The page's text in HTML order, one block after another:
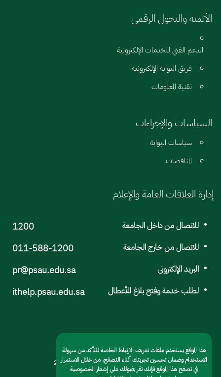
الأتمتة والتحول الرقمي
الدعم الفني للخدمات الإلكترونية
فريق البوابة الإلكترونية
تقنية المعلومات
السياسات والإجراءات
سياسات البوابة
المناقصات
إدارة العلاقات العامة والإعلام
للاتصال من داخل الجامعة 1200
للاتصال من خارج الجامعة 011-588-1200
البريد الإلكترونى pr@psau.edu.sa
لطلب خدمة وفتح بلاغ للأعطال ithelp.psau.edu.sa
© جامعة الأمير سطام بن عبد العزيز 2022
هذا الموقع يستخدم ملفات تعريف الارتباط الخاصة للتأكد من سهولة
الاستخدام وضمان تحسين تجربتك أثناء التصفح، من خلال الاستمرار
في تصفح هذا الموقع فإنك تقر بقبولك على إشعار الخصوصية